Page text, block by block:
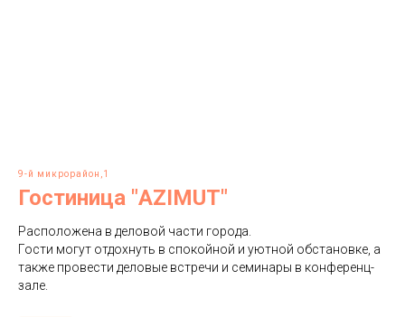
9-й микрорайон,1
Гостиница "AZIMUT"
Расположена в деловой части города.
Гости могут отдохнуть в спокойной и уютной обстановке, а
также провести деловые встречи и семинары в конференц-
зале.